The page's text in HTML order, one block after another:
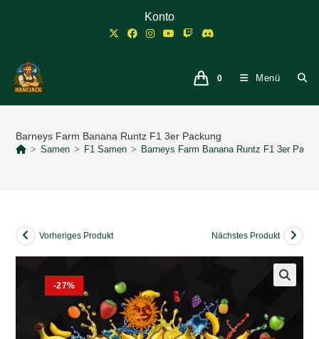
Konto
0 Menü
Barneys Farm Banana Runtz F1 3er Packung
> Samen > F1 Samen > Barneys Farm Banana Runtz F1 3er
-27%
Vorheriges Produkt Nächstes Produkt